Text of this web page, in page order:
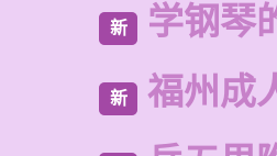
新 学钢琴
新 福州成